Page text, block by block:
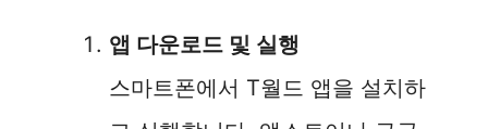
앱 다운로드 및 실행
스마트폰에서 T월드 앱을 설치하